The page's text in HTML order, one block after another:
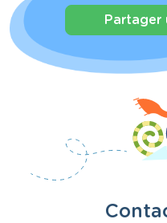
Partager